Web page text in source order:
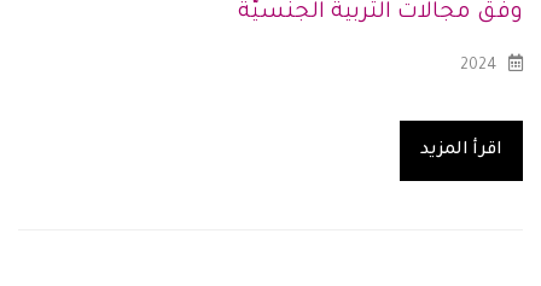
وفق مجالات التربية الجنسيّة
2024
اقرأ المزيد